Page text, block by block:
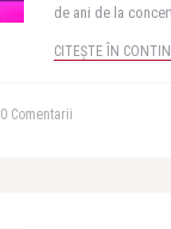
de ani de la
CITEȘTE ÎN
0 Comentarii